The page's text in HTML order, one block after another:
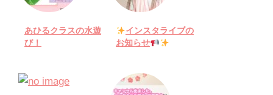
あひるクラスの水遊
び！
インスタライブの
お知らせ